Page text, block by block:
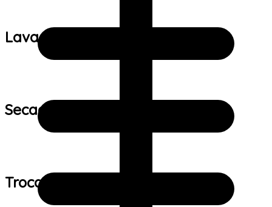
Lavagem:
Secagem:
Trocas e devoluções: